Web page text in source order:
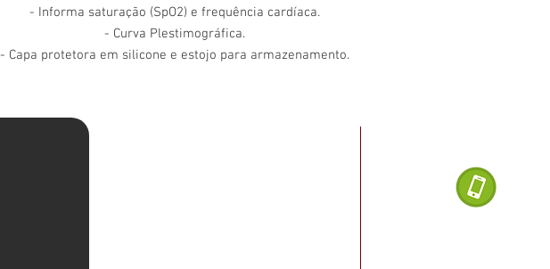
- Informa saturação (SpO2) e frequência cardíaca.
- Curva Plestimográfica.
- Capa protetora em silicone e estojo para armazenamento.